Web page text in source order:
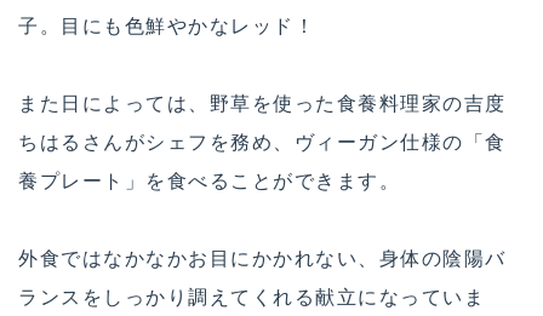
子。目にも色鮮やかなレッド！
また日によっては、野草を使った食養料理家の吉度
ちはるさんがシェフを務め、ヴィーガン仕様の「食
養プレート」を食べることができます。
外食ではなかなかお目にかかれない、身体の陰陽バ
ランスをしっかり調えてくれる献立になっていま